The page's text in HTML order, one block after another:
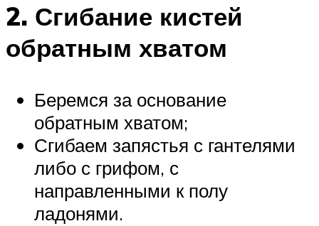
2. Сгибание кистей
обратным хватом
Беремся за основание
обратным хватом;
Сгибаем запястья с гантелями
либо с грифом, с
направленными к полу
ладонями.